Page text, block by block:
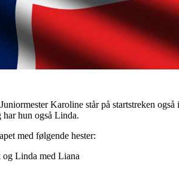
Karoline står på startstreken også i
har hun også Linda.
med følgende hester:
Linda med Liana